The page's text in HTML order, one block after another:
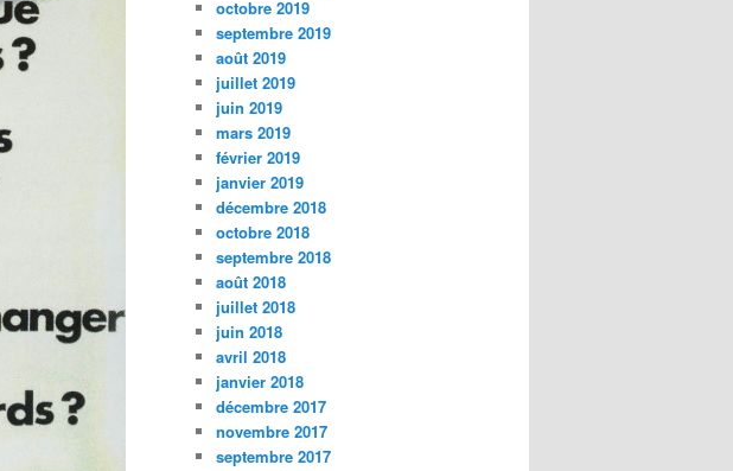
octobre 2019
septembre 2019
août 2019
juillet 2019
juin 2019
mars 2019
février 2019
janvier 2019
décembre 2018
octobre 2018
septembre 2018
août 2018
juillet 2018
juin 2018
avril 2018
janvier 2018
décembre 2017
novembre 2017
septembre 2017